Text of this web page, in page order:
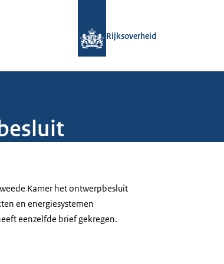
Rijksoverheid
Kamer het ontwerpbesluit
en energiesystemen
eenzelfde brief gekregen.